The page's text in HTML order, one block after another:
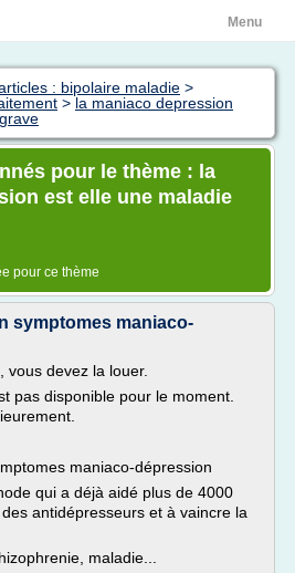
Menu
: bipolaire maladie >
> la maniaco depression
pour le thème : la
est elle une maladie
pour ce thème
symptomes maniaco-
vous devez la louer.
pas disponible pour le moment.
maniaco-dépression
qui a déjà aidé plus de 4000
antidépresseurs et à vaincre la
maladie...